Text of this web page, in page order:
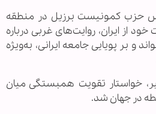
حزب کمونیست برزیل در منطقه
خود از ایران، روایت‌های غربی درباره
و بر پویایی جامعه ایرانی، به‌ویژه
خواستار تقویت همبستگی میان
در جهان شد.